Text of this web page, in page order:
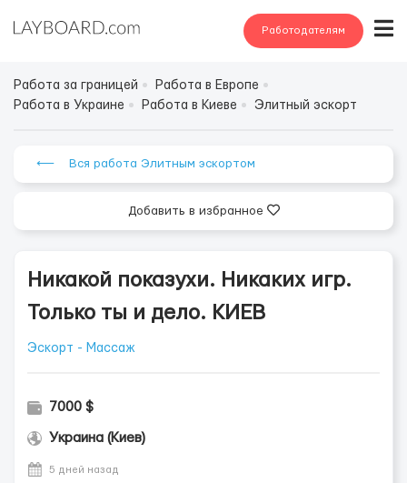
Работодателям
Работа за границей
Работа в Европе
Работа в Украине
Работа в Киеве Элитный эскорт
⟵ Вся работа Элитным эскортом
Добавить в избранное
Никакой показухи. Никаких игр.
Только ты и дело. КИЕВ
Эскорт - Массаж
7000 $
Украина (Киев)
5 дней назад